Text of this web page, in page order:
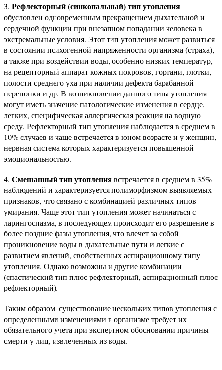
3. Рефлекторный (синкопальный) тип утопления
обусловлен одновременным прекращением дыхательной и
сердечной функции при внезапном попадании человека в
экстремальные условия. Этот тип утопления может развиться
в состоянии психогенной напряженности организма (страха),
а также при воздействии воды, особенно низких температур,
на рецепторный аппарат кожных покровов, гортани, глотки,
полости среднего уха при наличии дефекта барабанной
перепонки и др. В возникновении данного типа утопления
могут иметь значение патологические изменения в сердце,
легких, специфическая аллергическая реакция на водную
среду. Рефлекторный тип утопления наблюдается в среднем в
10% случаев и чаще встречается в юном возрасте и у женщин,
нервная система которых характеризуется повышенной
эмоциональностью.
4. Смешанный тип утоплениявстречается в среднем в 35%
наблюдений и характеризуется полиморфизмом выявляемых
признаков, что связано с комбинацией различных типов
умирания. Чаще этот тип утопления может начинаться с
ларингоспазма, в последующем происходит его разрешение в
более поздние фазы утопления, что влечет за собой
проникновение воды в дыхательные пути и легкие с
развитием явлений, свойственных аспирационному типу
утопления. Однако возможны и другие комбинации
(спастический тип плюс рефлекторный, аспирационный плюс
рефлекторный).
Таким образом, существование нескольких типов утопления с
определенными изменениями в организме требует их
обязательного учета при экспертном обосновании причины
смерти у лиц, извлеченных из воды.